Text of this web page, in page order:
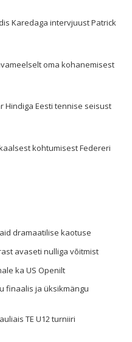
Karedaga intervjuust Patrick
oma kohanemisest
Hindiga Eesti tennise seisust
kohtumisest Federeri
dramaatilise kaotuse
avaseti nulliga võitmist
ka US Openilt
finaalis ja üksikmängu
TE U12 turniiri